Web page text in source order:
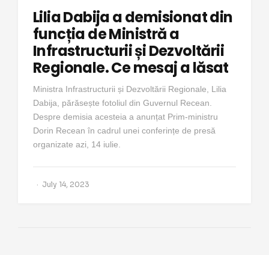
Lilia Dabija a demisionat din
funcția de Ministră a
Infrastructurii și Dezvoltării
Regionale. Ce mesaj a lăsat
Ministra Infrastructurii și Dezvoltării Regionale, Lilia
Dabija, părăsește fotoliul din Guvernul Recean.
Despre demisia acesteia a anunțat Prim-ministru
Dorin Recean în cadrul unei conferințe de presă
organizate azi, 14 iulie.
July 14, 2023